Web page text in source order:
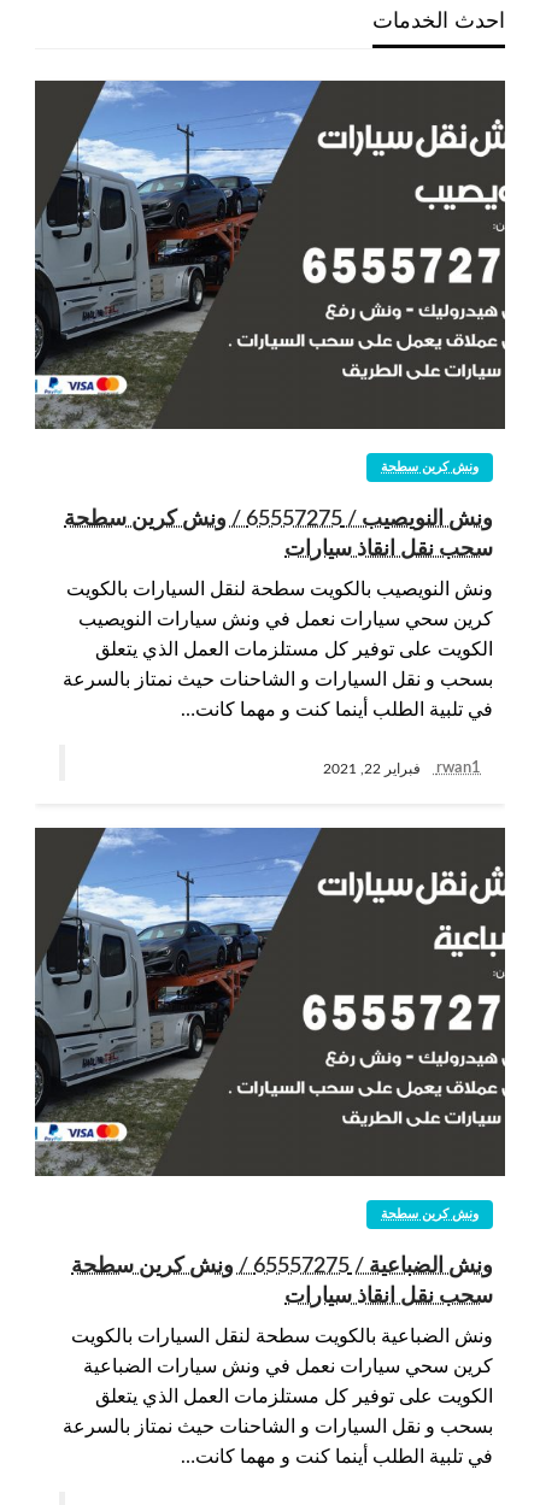
احدث الخدمات
ونش كرين سطحة
ونش النويصيب / 65557275 / ونش كرين سطحة
سحب نقل انقاذ سيارات
ونش النويصيب بالكويت سطحة لنقل السيارات بالكويت
كرين سحي سيارات نعمل في ونش سيارات النويصيب
الكويت على توفير كل مستلزمات العمل الذي يتعلق
بسحب و نقل السيارات و الشاحنات حيث نمتاز بالسرعة
في تلبية الطلب أينما كنت و مهما كانت…
rwan1 فبراير 22, 2021
ونش كرين سطحة
ونش الضباعية / 65557275 / ونش كرين سطحة
سحب نقل انقاذ سيارات
ونش الضباعية بالكويت سطحة لنقل السيارات بالكويت
كرين سحي سيارات نعمل في ونش سيارات الضباعية
الكويت على توفير كل مستلزمات العمل الذي يتعلق
بسحب و نقل السيارات و الشاحنات حيث نمتاز بالسرعة
في تلبية الطلب أينما كنت و مهما كانت…